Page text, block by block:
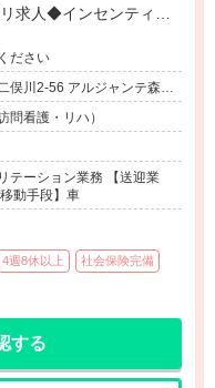
求人◆インセンティブ
ださい
俣川2-56 アルジャンテ森
問看護・リハ）
テーション業務 【送迎業
動手段】車
4週8休以上 社会保険完備
する